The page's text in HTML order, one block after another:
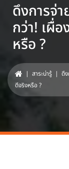
ดึงการจ่
กว่า! เผื่อ
หรือ ?
| สาระน่ารู้ | ดึง
ดีจริงหรือ ?